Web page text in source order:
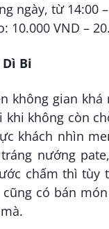
ngày, từ 14:00
10.000 VND –
Bi
không gian
khi không còn
khách nhìn
nướng
chấm thì
có bán